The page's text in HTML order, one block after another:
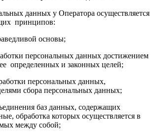
данных у Оператора осуществляется
принципов:
основы;
персональных данных достижением
определенных и законных целей;
персональных данных,
сбора персональных данных;
баз данных, содержащих
обработка которых осуществляется в
между собой;